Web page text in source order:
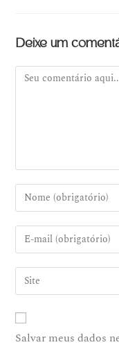
Deixe um
Salvar meus dados